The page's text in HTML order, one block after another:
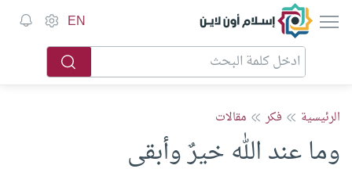
إسلام أون لاين EN
الرئيسية فكر مقالات
وما عند الله خيرٌ وأبقى